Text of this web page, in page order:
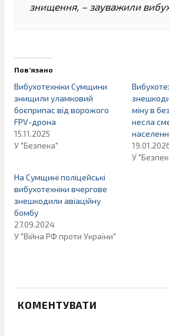
знищення, – зауважили
Пов’язано
Вибухотехніки Сумщини
знищили уламковий
боєприпас від ворожого
FPV-дрона
15.11.2025
У "Безпека"
міну в
несла
У
На Сумщині поліцейські
вибухотехніки вчергове
знешкодили авіаційну
бомбу
27.09.2024
У "Війна РФ проти України"
КОМЕНТУВАТИ